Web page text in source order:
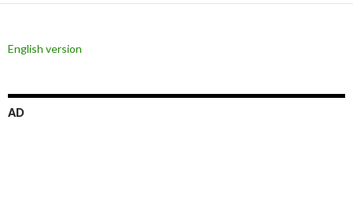
English version
AD